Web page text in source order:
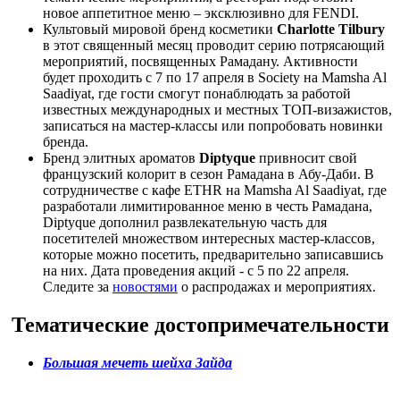
новое аппетитное меню – эксклюзивно для FENDI.
Культовый мировой бренд косметики Charlotte Tilbury
в этот священный месяц проводит серию потрясающий
мероприятий, посвященных Рамадану. Активности
будет проходить с 7 по 17 апреля в Society на Mamsha Al
Saadiyat, где гости смогут понаблюдать за работой
известных международных и местных ТОП-визажистов,
записаться на мастер-классы или попробовать новинки
бренда.
Бренд элитных ароматов Diptyque привносит свой
французский колорит в сезон Рамадана в Абу-Даби. В
сотрудничестве с кафе ETHR на Mamsha Al Saadiyat, где
разработали лимитированное меню в честь Рамадана,
Diptyque дополнил развлекательную часть для
посетителей множеством интересных мастер-классов,
которые можно посетить, предварительно записавшись
на них. Дата проведения акций - с 5 по 22 апреля.
Следите за новостями о распродажах и мероприятиях.
Тематические достопримечательности
Большая мечеть шейха Зайда